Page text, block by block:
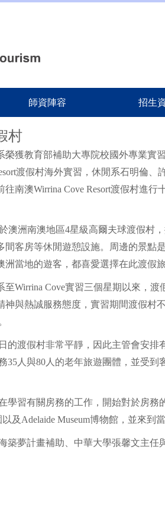
師資陣容 招生
村
榮獲教育部補助大專院校國外專業實
渡假村海外實習，休閒系石明倫
往南澳Wirrina Cove Resort渡假村進
澳洲南澳地區4星級高爾夫球渡假村
間客房等休閒遊憩設施。周邊的景點
洲當地的遊客，都喜愛選擇在此渡假旅
至Wirrina Cove實習三個星期以來，渡
神與熱誠服務態度，實習期間渡假村
的渡假村非常平靜，因此主管會安
35人與80人的老年旅遊團體，並受
學習有關房務的工作，開始對於房
及Adelaide Museum博物館，並來到
築夢計畫補助、中華大學張馨文主